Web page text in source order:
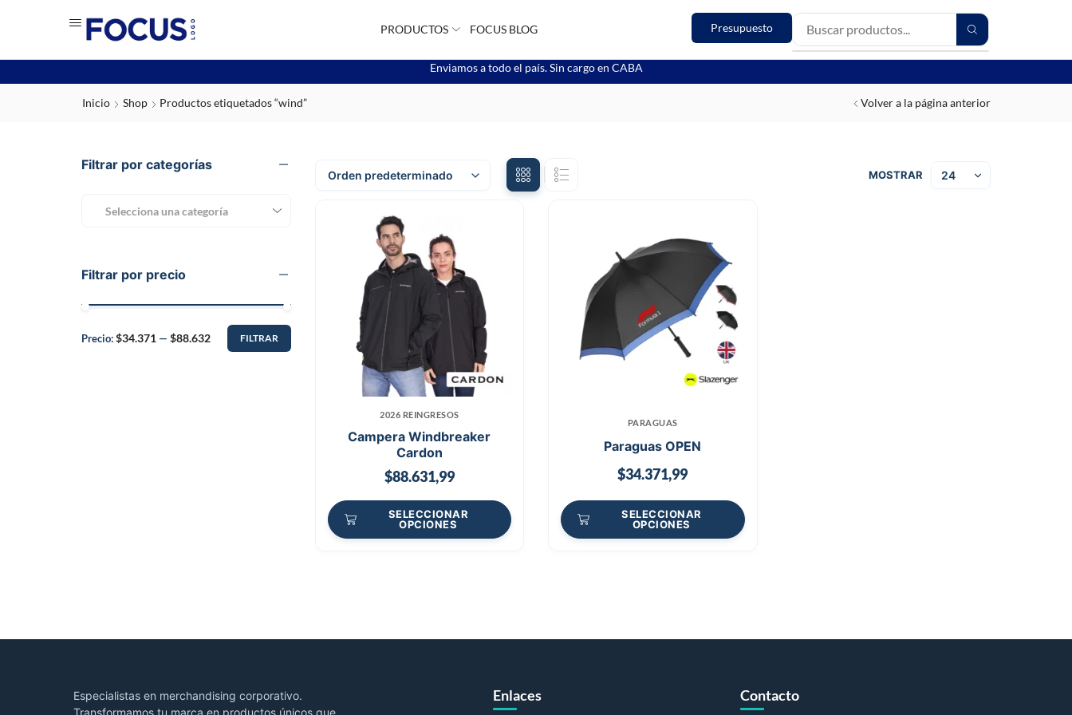
PRODUCTOS FOCUS BLOG Presupuesto
Enviamos a todo el país. Sin cargo en CABA
Inicio Shop Productos etiquetados “wind” Volver a la página anterior
Filtrar por categorías
Selecciona una categoría
Filtrar por precio
FILTRAR
Precio:$34.371 — $88.632
MOSTRAR
2026 REINGRESOS
Campera Windbreaker
Cardon
$88.631,99
SELECCIONAR
OPCIONES
PARAGUAS
Paraguas OPEN
$34.371,99
SELECCIONAR
OPCIONES
Especialistas en merchandising corporativo.
Transformamos tu marca en productos únicos que
Enlaces Contacto